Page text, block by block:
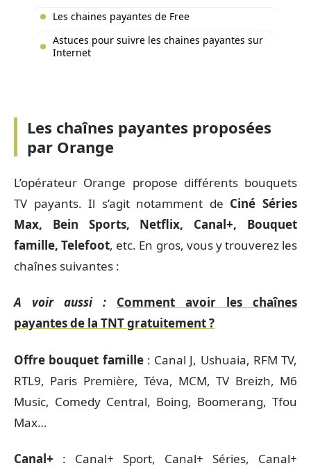
Les chaines payantes de Free
Astuces pour suivre les chaines payantes sur
Internet
Les chaînes payantes proposées
par Orange
L’opérateur Orange propose différents bouquets
TV payants. Il s’agit notamment de Ciné Séries
Max, Bein Sports, Netflix, Canal+, Bouquet
famille, Telefoot, etc. En gros, vous y trouverez les
chaînes suivantes :
A voir aussi :
Comment avoir les chaînes
payantes de la TNT gratuitement ?
Offre bouquet famille: Canal J, Ushuaia, RFM TV,
RTL9, Paris Première, Téva, MCM, TV Breizh, M6
Music, Comedy Central, Boing, Boomerang, Tfou
Max…
Canal+ : Canal+ Sport, Canal+ Séries, Canal+